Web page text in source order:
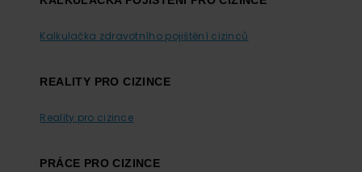
Kalkulačka zdravotního pojištění cizinců
REALITY PRO CIZINCE
Reality pro cizince
PRÁCE PRO CIZINCE